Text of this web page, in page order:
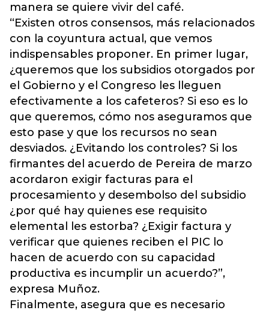
manera se quiere vivir del café.
“Existen otros consensos, más relacionados
con la coyuntura actual, que vemos
indispensables proponer. En primer lugar,
¿queremos que los subsidios otorgados por
el Gobierno y el Congreso les lleguen
efectivamente a los cafeteros? Si eso es lo
que queremos, cómo nos aseguramos que
esto pase y que los recursos no sean
desviados. ¿Evitando los controles? Si los
firmantes del acuerdo de Pereira de marzo
acordaron exigir facturas para el
procesamiento y desembolso del subsidio
¿por qué hay quienes ese requisito
elemental les estorba? ¿Exigir factura y
verificar que quienes reciben el PIC lo
hacen de acuerdo con su capacidad
productiva es incumplir un acuerdo?”,
expresa Muñoz.
Finalmente, asegura que es necesario